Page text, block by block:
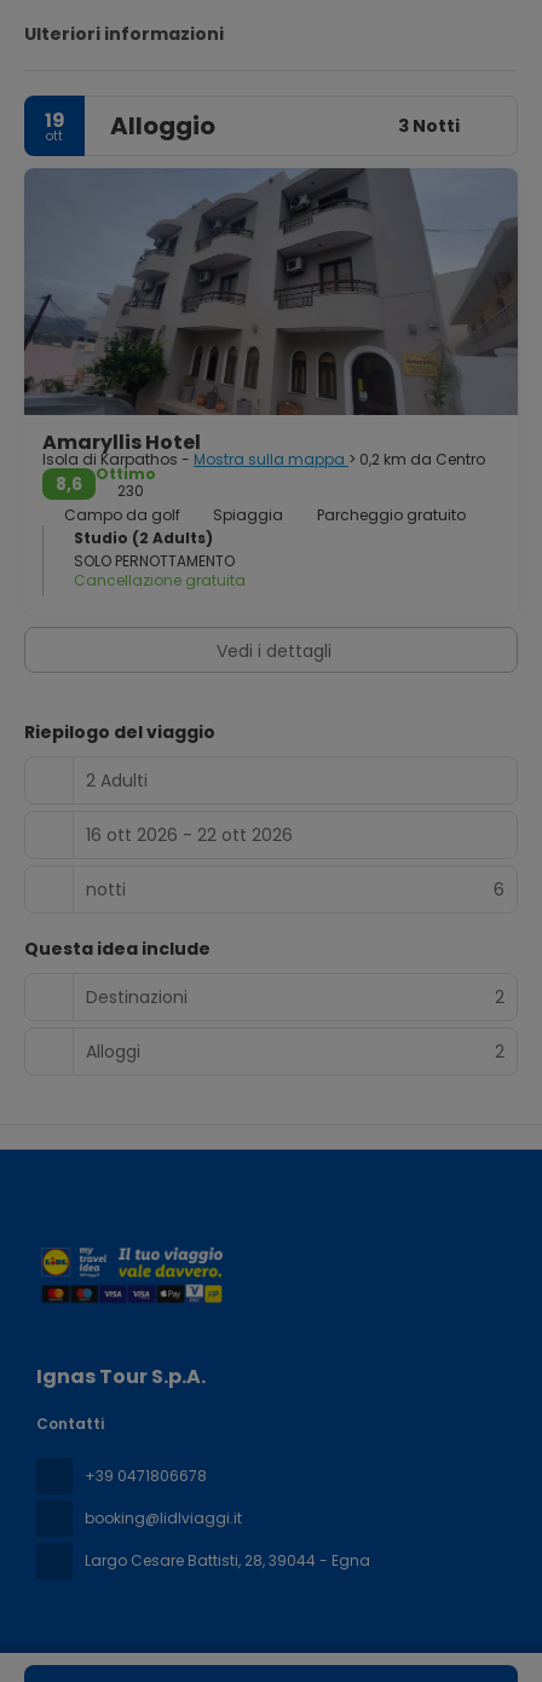
Karpathos, vicino a Kasos. La città di Pigadia fu costruita
Omero si riferiva a Karpathos nel catalogo delle navi
nell'Iliade, dove la fiamma "Crápatos"
Ulteriori informazioni
19
ott Alloggio 3 Notti
Amaryllis Hotel
Isola di Karpathos - Mostra sulla mappa > 0,2 km da Centro
8,6
Ottimo
230
Campo da golf
Spiaggia
Parcheggio gratuito
Studio (2 Adults)
SOLO PERNOTTAMENTO
Cancellazione gratuita
Vedi i dettagli
Riepilogo del viaggio
2 Adulti
16 ott 2026 - 22 ott 2026
notti 6
Questa idea include
Destinazioni
2
Alloggi 2
Ignas Tour S.p.A.
Contatti
+39 0471806678
booking@lidlviaggi.it
Largo Cesare Battisti, 28, 39044 - Egna